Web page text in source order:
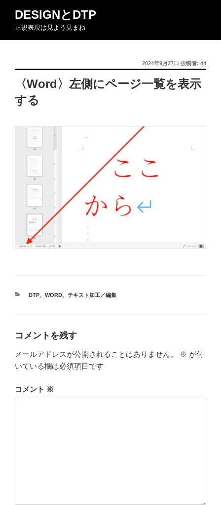
ン
DESIGNとDTP
正規表現は見よう見まね
投
稿
2024年9月27日 投稿者: 44
〈Word〉左側にページ一覧を表示
する
カ
DTP、 WORD、 テキスト加工／編集
コメントを残す
メールアドレスが公開されることはありません。 ※ が付
いている欄は必須項目です
コメント ※